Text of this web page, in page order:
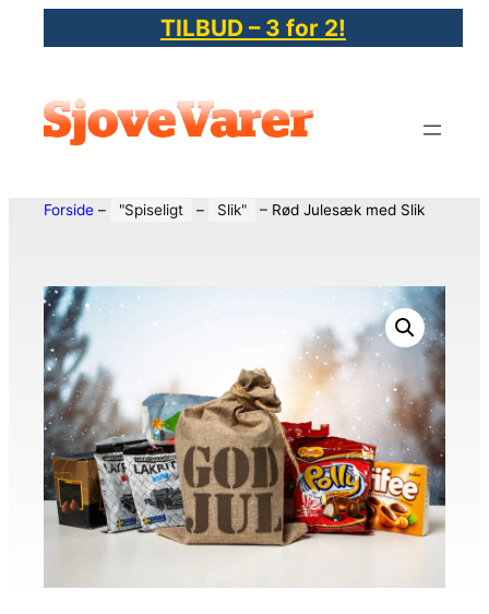
TILBUD – 3 for 2!
Forside – "Spiseligt – Slik" – Rød Julesæk med Slik